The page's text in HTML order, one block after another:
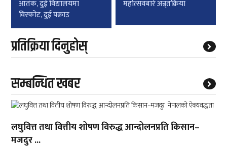
आतंक, दुई विद्यालयमा
विस्फोट, दुई पक्राउ
महोत्सवबारे अन्र्तक्रिया
प्रतिक्रिया दिनुहोस्
सम्बन्धित खबर
लघुवित्त तथा वित्तीय शोषण विरुद्ध आन्दोलनप्रति किसान–
मजदुर ...